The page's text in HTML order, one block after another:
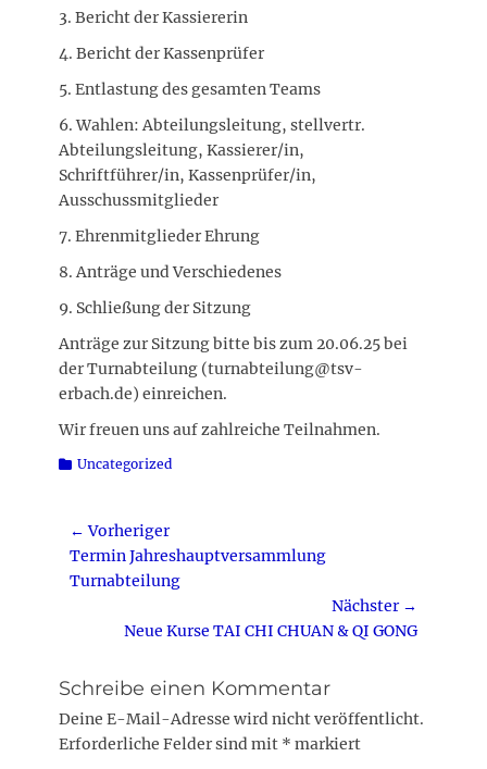
3. Bericht der Kassiererin
4. Bericht der Kassenprüfer
5. Entlastung des gesamten Teams
6. Wahlen: Abteilungsleitung, stellvertr.
Abteilungsleitung, Kassierer/in,
Schriftführer/in, Kassenprüfer/in,
Ausschussmitglieder
7. Ehrenmitglieder Ehrung
8. Anträge und Verschiedenes
9. Schließung der Sitzung
Anträge zur Sitzung bitte bis zum 20.06.25 bei
der Turnabteilung (turnabteilung@tsv-
erbach.de) einreichen.
Wir freuen uns auf zahlreiche Teilnahmen.
Kategorien
Uncategorized
Beitragsnavigation
← Vorheriger
Vorheriger
Beitrag:
Termin Jahreshauptversammlung
Turnabteilung
Nächster →
NächsterNeue Kurse TAI CHI CHUAN & QI GONG
Schreibe einen Kommentar
Deine E-Mail-Adresse wird nicht veröffentlicht.
Erforderliche Felder sind mit * markiert